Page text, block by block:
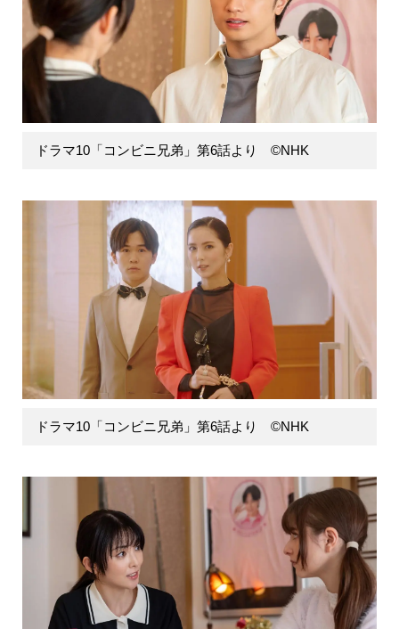
ドラマ10「コンビニ兄弟」第6話より ©NHK
ドラマ10「コンビニ兄弟」第6話より ©NHK